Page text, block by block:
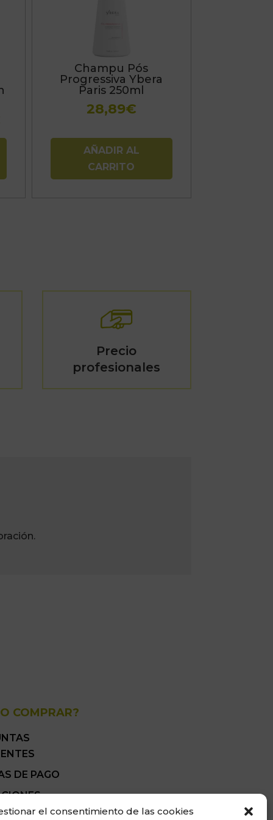
el consentimiento de las cookies
de
22,39€
Champu Pós
Progressiva Ybera
Paris 250ml
28,89€
AÑADIR AL
CARRITO
Precio
profesionales
COMPRAR?
DE PAGO
DE VENTA